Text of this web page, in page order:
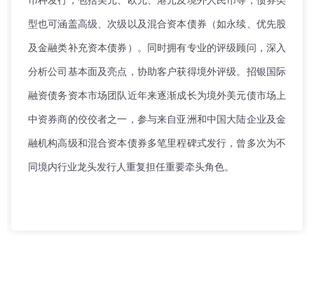
型也可涵盖高级、次级以及混合资本债券（如永续、优先股
及金融类补充资本债券）。同时拥有专业的评级顾问，深入
分析公司基本面及亮点，协助客户获得境外评级。招银国际
融资债务资本市场团队近年来逐渐成长为境外美元债市场上
中资券商的佼佼者之一，参与来自亚洲和中国大陆企业及金
融机构高级和混合资本债券多笔里程碑式发行，曾多次为不
同境内行业龙头发行人重复担任重要牵头角色。